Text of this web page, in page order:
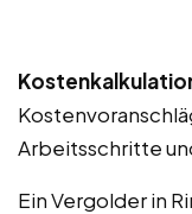
Arbeitsschritte
Ein Vergolder in